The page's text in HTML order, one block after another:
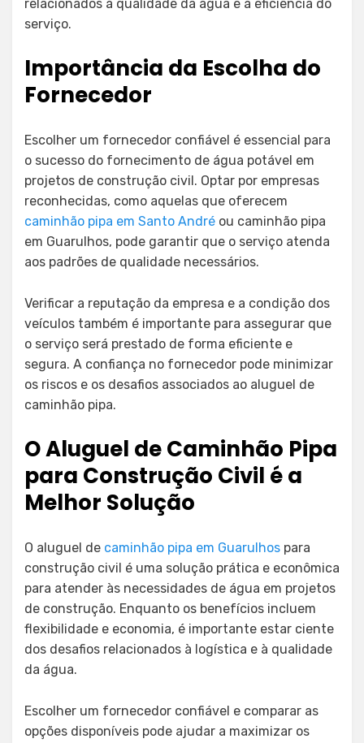
relacionados à qualidade da água e à eficiência do
serviço.
Importância da Escolha do
Fornecedor
Escolher um fornecedor confiável é essencial para
o sucesso do fornecimento de água potável em
projetos de construção civil. Optar por empresas
reconhecidas, como aquelas que oferecem
caminhão pipa em Santo André ou caminhão pipa
em Guarulhos, pode garantir que o serviço atenda
aos padrões de qualidade necessários.
Verificar a reputação da empresa e a condição dos
veículos também é importante para assegurar que
o serviço será prestado de forma eficiente e
segura. A confiança no fornecedor pode minimizar
os riscos e os desafios associados ao aluguel de
caminhão pipa.
O Aluguel de Caminhão Pipa
para Construção Civil é a
Melhor Solução
O aluguel de caminhão pipa em Guarulhos para
construção civil é uma solução prática e econômica
para atender às necessidades de água em projetos
de construção. Enquanto os benefícios incluem
flexibilidade e economia, é importante estar ciente
dos desafios relacionados à logística e à qualidade
da água.
Escolher um fornecedor confiável e comparar as
opções disponíveis pode ajudar a maximizar os